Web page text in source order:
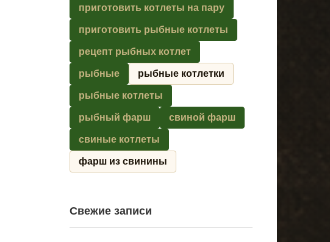
приготовить котлеты на пару
приготовить рыбные котлеты
рецепт рыбных котлет
рыбные рыбные котлетки
рыбные котлеты
рыбный фарш свиной фарш
свиные котлеты
фарш из свинины
Свежие записи